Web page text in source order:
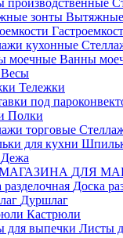
Ванны
Весы
Тележки
Полки
Дежа
ДЛЯ
Доска
Дуршлаг
Кастрюли
Листы